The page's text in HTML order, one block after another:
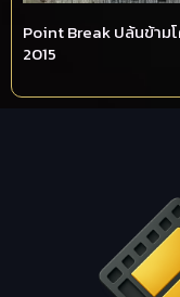
Point Break ปล้นข้าม
2015